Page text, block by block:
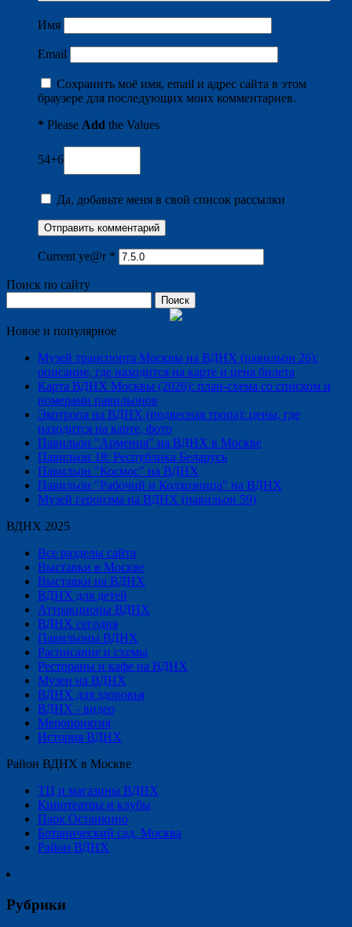
Имя
Email
Сохранить моё имя, email и адрес сайта в этом
браузере для последующих моих комментариев.
* Please Add the Values
54+6
Да, добавьте меня в свой список рассылки
Current ye@r *
Поиск по сайту
Новое и популярное
Музей транспорта Москвы на ВДНХ (павильон 26):
описание, где находится на карте и цена билета
Карта ВДНХ Москвы (2026): план-схема со списком и
номерами павильонов
Экотропа на ВДНХ (подвесная тропа): цены, где
находится на карте, фото
Павильон "Армения" на ВДНХ в Москве
Павильон 18: Республика Беларусь
Павильон "Космос" на ВДНХ
Павильон "Рабочий и Колхозница" на ВДНХ
Музей героизма на ВДНХ (павильон 59)
ВДНХ 2025
Все разделы сайта
Выставки в Москве
Выставки на ВДНХ
ВДНХ для детей
Аттракционы ВДНХ
ВДНХ сегодня
Павильоны ВДНХ
Расписание и схемы
Рестораны и кафе на ВДНХ
Музеи на ВДНХ
ВДНХ для здоровья
ВДНХ - видео
Мероприятия
История ВДНХ
Район ВДНХ в Москве
ТЦ и магазины ВДНХ
Кинотеатры и клубы
Парк Останкино
Ботанический сад, Москва
Район ВДНХ
Рубрики